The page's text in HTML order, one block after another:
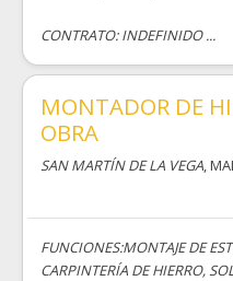
CONTRATO: INDEFINIDO ...
MONTADOR DE
OBRA
SAN MARTÍN DE LA VEGA,
FUNCIONES:MONTAJE DE
CARPINTERÍA DE HIERRO,